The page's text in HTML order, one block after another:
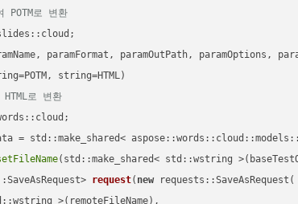
로 변환
paramFormat, paramOutPath, paramOptions,
로 변환
= std::make_shared<
(std::make_shared< std::wstring
request( new requests::SaveAsRequest(
>(remoteFileName),